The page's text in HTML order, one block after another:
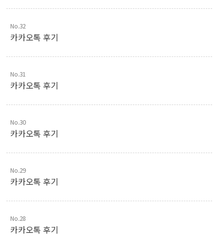
No.32
카카오톡 후기
No.31
카카오톡 후기
No.30
카카오톡 후기
No.29
카카오톡 후기
No.28
카카오톡 후기